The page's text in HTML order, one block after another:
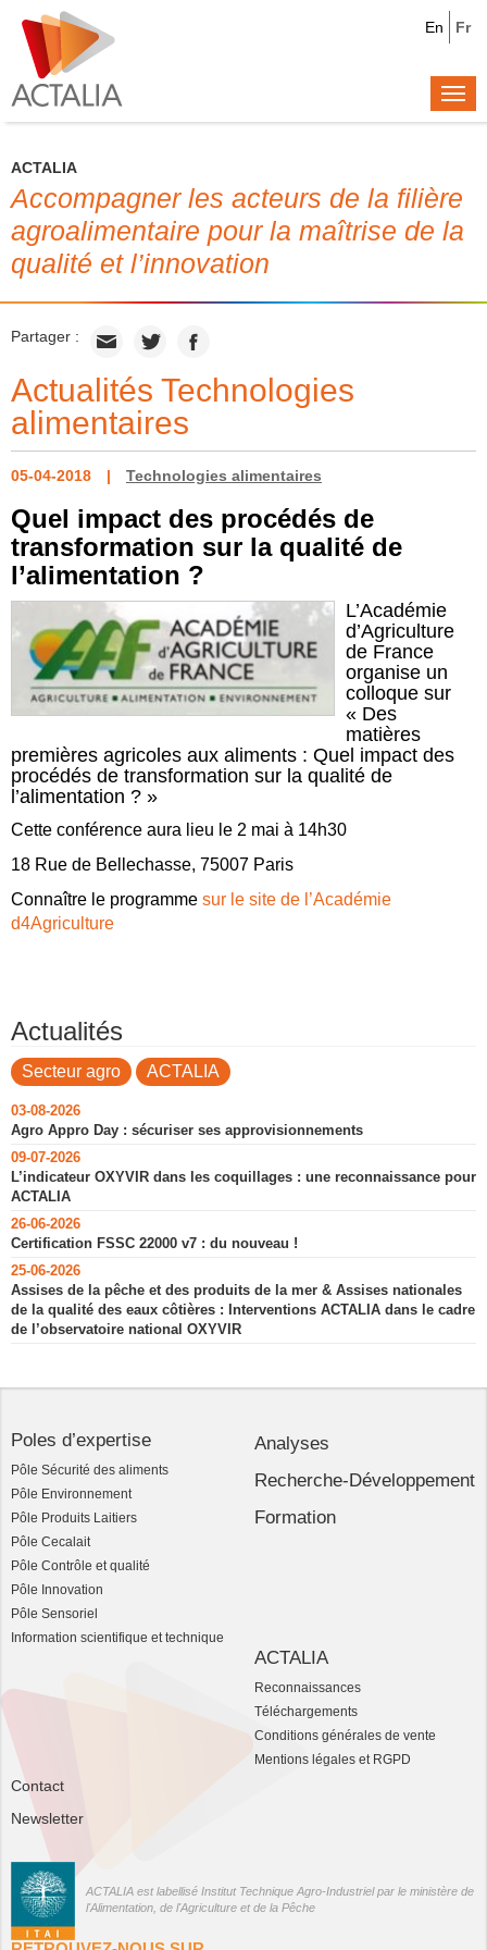
Fr
En
ACTALIA
Accompagner les acteurs de la filière
agroalimentaire pour la maîtrise de la
qualité et l’innovation
Partager :
Actualités Technologies
alimentaires
05-04-2018 Technologies alimentaires
Quel impact des procédés de
transformation sur la qualité de
l’alimentation ?
L’Académie
d’Agriculture
de France
organise un
colloque sur
« Des
matières
premières agricoles aux aliments : Quel impact des
procédés de transformation sur la qualité de
l’alimentation ? »
Cette conférence aura lieu le 2 mai à 14h30
18 Rue de Bellechasse, 75007 Paris
Connaître le programme sur le site de l’Académie
d4Agriculture
Actualités
Secteur agro ACTALIA
03-08-2026
Agro Appro Day : sécuriser ses approvisionnements
09-07-2026
L’indicateur OXYVIR dans les coquillages : une reconnaissance pour
ACTALIA
26-06-2026
Certification FSSC 22000 v7 : du nouveau !
25-06-2026
Assises de la pêche et des produits de la mer & Assises nationales
de la qualité des eaux côtières : Interventions ACTALIA dans le cadre
de l’observatoire national OXYVIR
Poles d’expertise
Pôle Sécurité des aliments
Pôle Environnement
Pôle Produits Laitiers
Pôle Cecalait
Pôle Contrôle et qualité
Pôle Innovation
Pôle Sensoriel
Information scientifique et technique
Analyses
Recherche-Développement
Formation
ACTALIA
Reconnaissances
Téléchargements
Conditions générales de vente
Mentions légales et RGPD
Contact
Newsletter
ACTALIA est labellisé Institut Technique Agro-Industriel par le ministère de
l'Alimentation, de l'Agriculture et de la Pêche